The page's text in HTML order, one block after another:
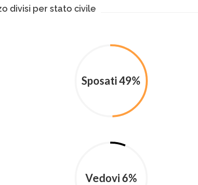
divisi per stato civile
Sposati 49%
Vedovi 6%